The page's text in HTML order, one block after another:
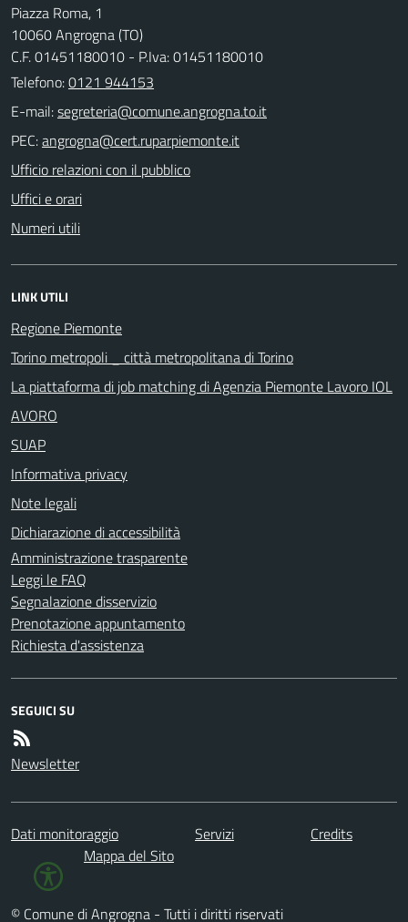
Piazza Roma, 1
10060 Angrogna (TO)
C.F. 01451180010 - P.Iva: 01451180010
Telefono:0121 944153
E-mail:
PEC:
Ufficio relazioni con il pubblico
Uffici e orari
Numeri utili
LINK UTILI
Regione Piemonte
Torino metropoli _ città metropolitana di Torino
La piattaforma di job matching di Agenzia Piemonte Lavoro IOL
AVORO
SUAP
Informativa privacy
Note legali
Dichiarazione di accessibilità
Amministrazione trasparente
Leggi le FAQ
Segnalazione disservizio
Prenotazione appuntamento
Richiesta d'assistenza
SEGUICI SU
Newsletter
Dati monitoraggio Servizi
Credits
Mappa del Sito
© Comune di Angrogna - Tutti i diritti riservati